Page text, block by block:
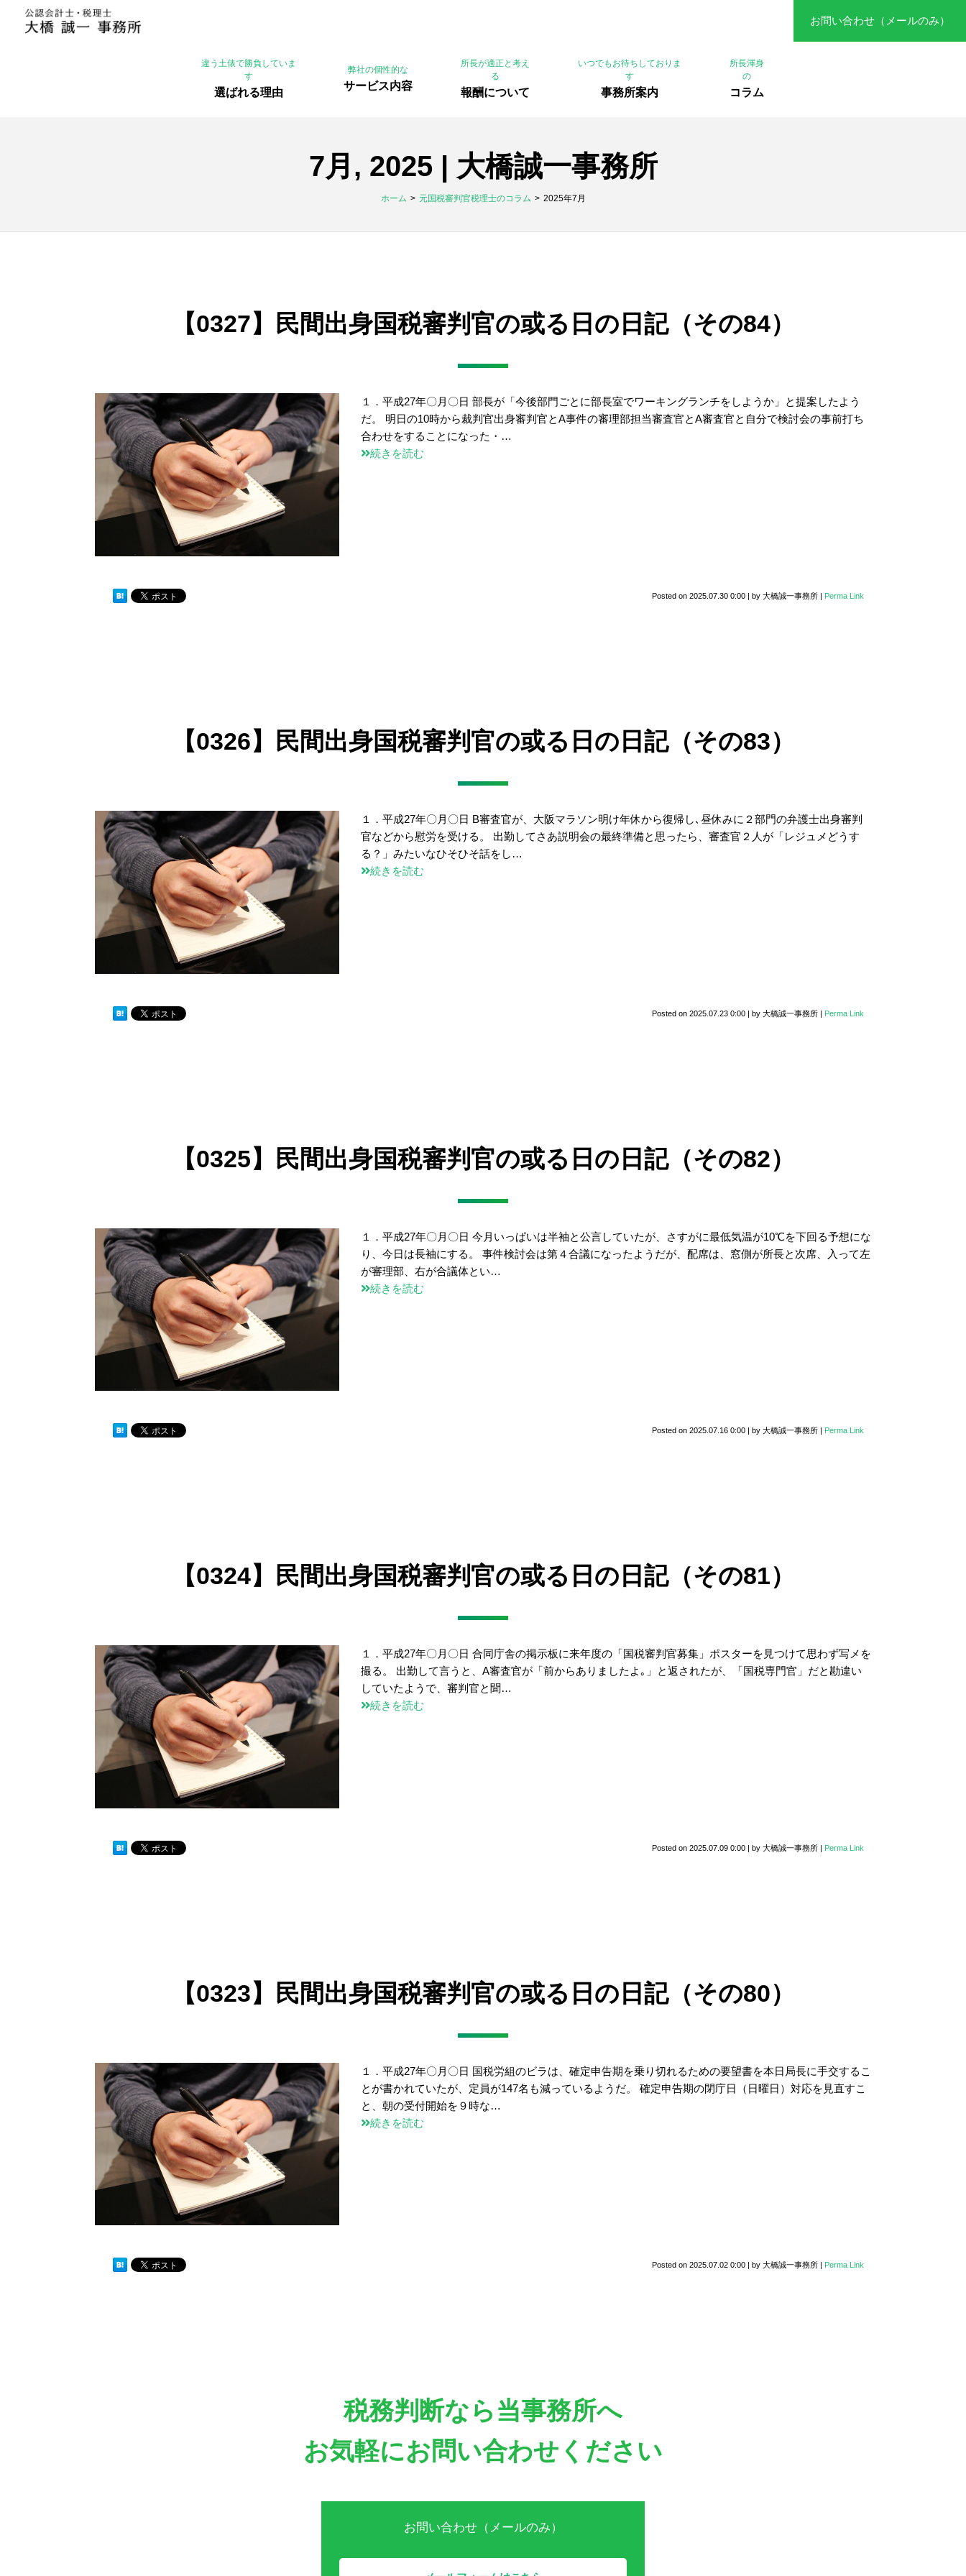
お問い合わせ（メールのみ）
違う土俵で勝負していま
す
選ばれる理由
弊社の個性的な
サービス内容
所長が適正と考え
る
報酬について
いつでもお待ちしておりま
す
事務所案内
所長渾身
の
コラム
7月, 2025 | 大橋誠一事務所
ホーム 元国税審判官税理士のコラム 2025年7月
【0327】民間出身国税審判官の或る日の日記（その84）
１．平成27年〇月〇日 部長が「今後部門ごとに部長室でワーキングランチをしようか」と提案したよう
だ。 明日の10時から裁判官出身審判官とA事件の審理部担当審査官とA審査官と自分で検討会の事前打ち
合わせをすることになった・…
続きを読む
Posted on 2025.07.30 0:00 | by 大橋誠一事務所 | Perma Link
【0326】民間出身国税審判官の或る日の日記（その83）
１．平成27年〇月〇日 B審査官が、大阪マラソン明け年休から復帰し､昼休みに２部門の弁護士出身審判
官などから慰労を受ける。 出勤してさあ説明会の最終準備と思ったら、審査官２人が「レジュメどうす
る？」みたいなひそひそ話をし…
続きを読む
Posted on 2025.07.23 0:00 | by 大橋誠一事務所 | Perma Link
【0325】民間出身国税審判官の或る日の日記（その82）
１．平成27年〇月〇日 今月いっぱいは半袖と公言していたが、さすがに最低気温が10℃を下回る予想にな
り、今日は長袖にする。 事件検討会は第４合議になったようだが、配席は、窓側が所長と次席、入って左
が審理部、右が合議体とい…
続きを読む
Posted on 2025.07.16 0:00 | by 大橋誠一事務所 | Perma Link
【0324】民間出身国税審判官の或る日の日記（その81）
１．平成27年〇月〇日 合同庁舎の掲示板に来年度の「国税審判官募集」ポスターを見つけて思わず写メを
撮る。 出勤して言うと、A審査官が「前からありましたよ｡」と返されたが、「国税専門官」だと勘違い
していたようで、審判官と聞…
続きを読む
Posted on 2025.07.09 0:00 | by 大橋誠一事務所 | Perma Link
【0323】民間出身国税審判官の或る日の日記（その80）
１．平成27年〇月〇日 国税労組のビラは、確定申告期を乗り切れるための要望書を本日局長に手交するこ
とが書かれていたが、定員が147名も減っているようだ。 確定申告期の閉庁日（日曜日）対応を見直すこ
と、朝の受付開始を９時な…
続きを読む
Posted on 2025.07.02 0:00 by 大橋誠一事務所 Perma Link
税務判断なら当事務所へ
お気軽にお問い合わせください
お問い合わせ（メールのみ）